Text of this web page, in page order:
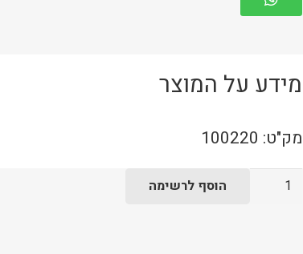
מידע על המוצר
מק"ט: 100220
כמות
הוסף לרשימה